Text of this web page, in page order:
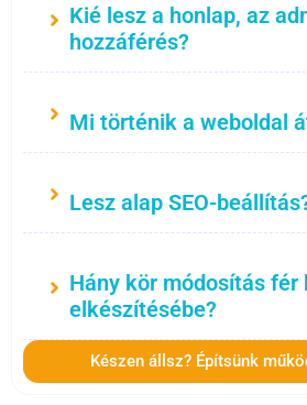
Kié lesz a honlap, az
hozzáférés?
Mi történik a weboldal
Lesz alap SEO-
Hány kör módosítás fér
elkészítésébe?
Készen állsz? Építsünk